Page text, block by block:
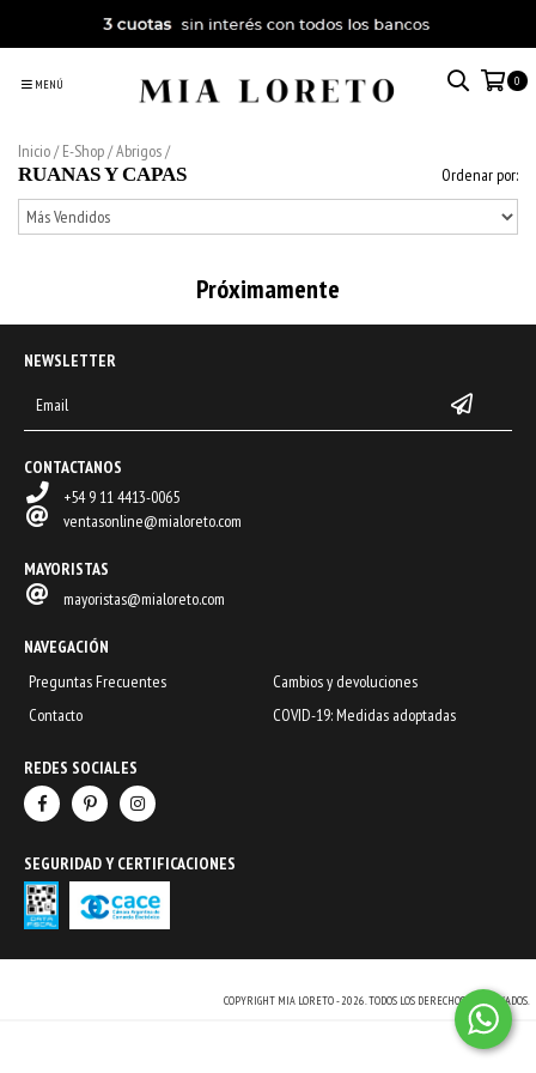
MENÚ 0
Inicio/ E-Shop/Abrigos/
RUANAS Y CAPAS Ordenar por:
Próximamente
NEWSLETTER
CONTACTANOS
+54 9 11 4413-0065
ventasonline@mialoreto.com
MAYORISTAS
mayoristas@mialoreto.com
NAVEGACIÓN
Preguntas Frecuentes
Cambios y devoluciones
Contacto
COVID-19: Medidas adoptadas
REDES SOCIALES
SEGURIDAD Y CERTIFICACIONES
COPYRIGHT MIA LORETO - 2026. TODOS LOS DERECHOS RESERVADOS.